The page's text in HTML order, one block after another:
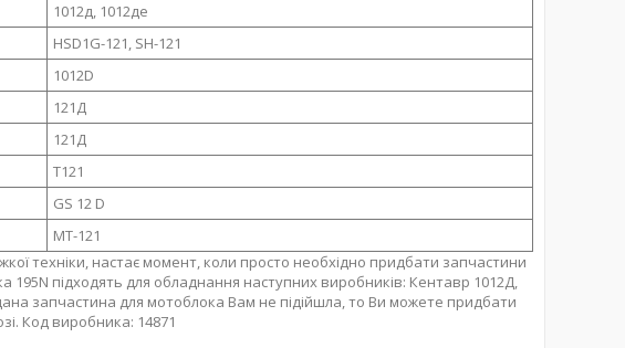
1012д, 1012де
HSD1G-121, SH-121
1012D
121Д
121Д
T121
GS 12 D
MT-121
техніки, настає момент, коли просто необхідно придбати запчастини
підходять для обладнання наступних виробників: Кентавр 1012Д,
запчастина для мотоблока Вам не підійшла, то Ви можете придбати
Код виробника: 14871